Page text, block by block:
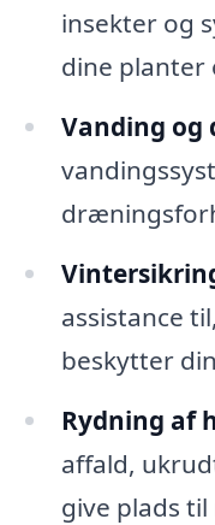
insekter og
dine planter
Vanding
assistance
beskytter
Rydning af
affald,
give plads til